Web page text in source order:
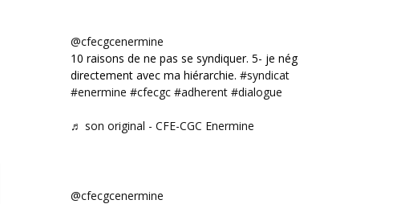
@cfecgcenermine
10 raisons de ne pas se syndiquer. 5- je négocie
directement avec ma hiérarchie. #syndicat
#enermine #cfecgc #adherent #dialogue
♬ son original - CFE-CGC Enermine
@cfecgcenermine